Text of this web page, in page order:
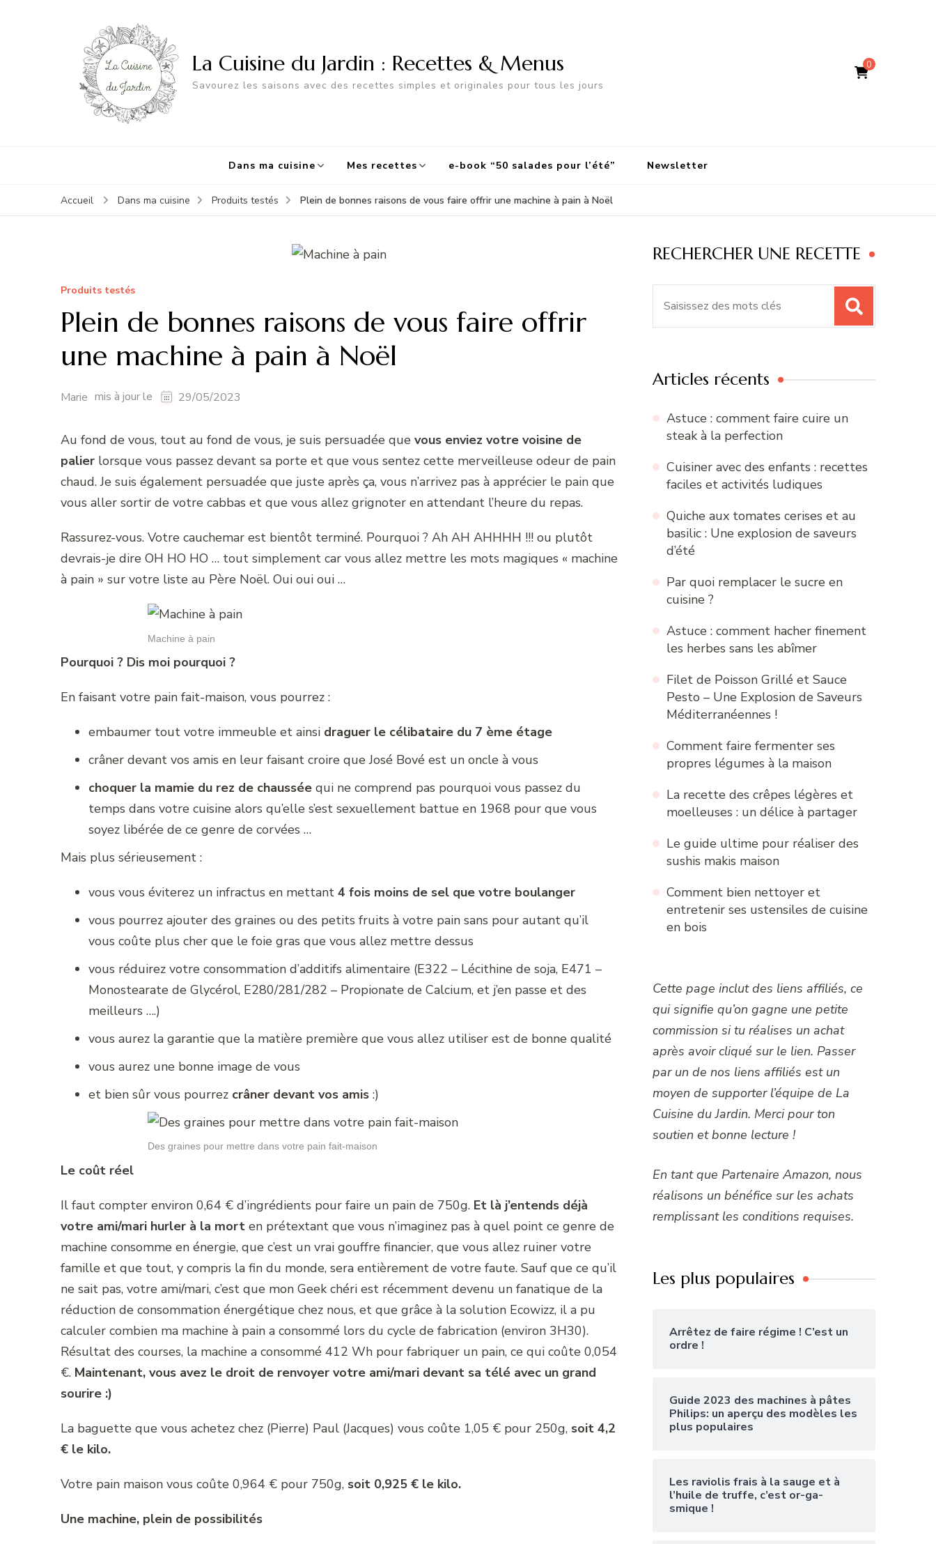
0
La Cuisine du Jardin : Recettes & Menus
Savourez les saisons avec des recettes simples et originales pour tous les jours
Dans ma cuisine Mes recettes e-book “50 salades pour l’été” Newsletter
Accueil Dans ma cuisine Produits testés Plein de bonnes raisons de vous faire offrir une machine à pain à Noël
Produits testés
Plein de bonnes raisons de vous faire offrir
une machine à pain à Noël
Marie mis à jour le 29/05/2023
Au fond de vous, tout au fond de vous, je suis persuadée que vous enviez votre voisine de
palier lorsque vous passez devant sa porte et que vous sentez cette merveilleuse odeur de pain
chaud. Je suis également persuadée que juste après ça, vous n’arrivez pas à apprécier le pain que
vous aller sortir de votre cabbas et que vous allez grignoter en attendant l’heure du repas.
Rassurez-vous. Votre cauchemar est bientôt terminé. Pourquoi ? Ah AH AHHHH !!! ou plutôt
devrais-je dire OH HO HO … tout simplement car vous allez mettre les mots magiques « machine
à pain » sur votre liste au Père Noël. Oui oui oui …
Machine à pain
Pourquoi ? Dis moi pourquoi ?
En faisant votre pain fait-maison, vous pourrez :
embaumer tout votre immeuble et ainsi draguer le célibataire du 7 ème étage
crâner devant vos amis en leur faisant croire que José Bové est un oncle à vous
choquer la mamie du rez de chaussée qui ne comprend pas pourquoi vous passez du
temps dans votre cuisine alors qu’elle s’est sexuellement battue en 1968 pour que vous
soyez libérée de ce genre de corvées …
Mais plus sérieusement :
vous vous éviterez un infractus en mettant 4 fois moins de sel que votre boulanger
vous pourrez ajouter des graines ou des petits fruits à votre pain sans pour autant qu’il
vous coûte plus cher que le foie gras que vous allez mettre dessus
vous réduirez votre consommation d’additifs alimentaire (E322 – Lécithine de soja, E471 –
Monostearate de Glycérol, E280/281/282 – Propionate de Calcium, et j’en passe et des
meilleurs ….)
vous aurez la garantie que la matière première que vous allez utiliser est de bonne qualité
vous aurez une bonne image de vous
et bien sûr vous pourrez crâner devant vos amis :)
Des graines pour mettre dans votre pain fait-maison
Le coût réel
Il faut compter environ 0,64 € d’ingrédients pour faire un pain de 750g. Et là j’entends déjà
votre ami/mari hurler à la mort en prétextant que vous n’imaginez pas à quel point ce genre de
machine consomme en énergie, que c’est un vrai gouffre financier, que vous allez ruiner votre
famille et que tout, y compris la fin du monde, sera entièrement de votre faute. Sauf que ce qu’il
ne sait pas, votre ami/mari, c’est que mon Geek chéri est récemment devenu un fanatique de la
réduction de consommation énergétique chez nous, et que grâce à la solution Ecowizz, il a pu
calculer combien ma machine à pain a consommé lors du cycle de fabrication (environ 3H30).
Résultat des courses, la machine a consommé 412 Wh pour fabriquer un pain, ce qui coûte 0,054
€. Maintenant, vous avez le droit de renvoyer votre ami/mari devant sa télé avec un grand
sourire :)
La baguette que vous achetez chez (Pierre) Paul (Jacques) vous coûte 1,05 € pour 250g, soit 4,2
€ le kilo.
Votre pain maison vous coûte 0,964 € pour 750g, soit 0,925 € le kilo.
Une machine, plein de possibilités
RECHERCHER UNE RECETTE
Articles récents
Astuce : comment faire cuire un
steak à la perfection
Cuisiner avec des enfants : recettes
faciles et activités ludiques
Quiche aux tomates cerises et au
basilic : Une explosion de saveurs
d’été
Par quoi remplacer le sucre en
cuisine ?
Astuce : comment hacher finement
les herbes sans les abîmer
Filet de Poisson Grillé et Sauce
Pesto – Une Explosion de Saveurs
Méditerranéennes !
Comment faire fermenter ses
propres légumes à la maison
La recette des crêpes légères et
moelleuses : un délice à partager
Le guide ultime pour réaliser des
sushis makis maison
Comment bien nettoyer et
entretenir ses ustensiles de cuisine
en bois
Cette page inclut des liens affiliés, ce
qui signifie qu’on gagne une petite
commission si tu réalises un achat
après avoir cliqué sur le lien. Passer
par un de nos liens affiliés est un
moyen de supporter l’équipe de La
Cuisine du Jardin. Merci pour ton
soutien et bonne lecture !
En tant que Partenaire Amazon, nous
réalisons un bénéfice sur les achats
remplissant les conditions requises.
Les plus populaires
Arrêtez de faire régime ! C’est un
ordre !
Guide 2023 des machines à pâtes
Philips: un aperçu des modèles les
plus populaires
Les raviolis frais à la sauge et à
l’huile de truffe, c’est or-ga-
smique !